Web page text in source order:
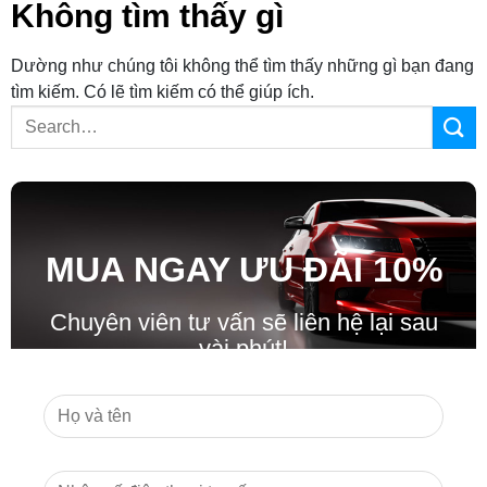
Không tìm thấy gì
Dường như chúng tôi không thể tìm thấy những gì bạn đang
tìm kiếm. Có lẽ tìm kiếm có thể giúp ích.
MUA NGAY ƯU ĐÃI10%
Chuyên viên tư vấn sẽ liên hệ lại sau
vài phút!